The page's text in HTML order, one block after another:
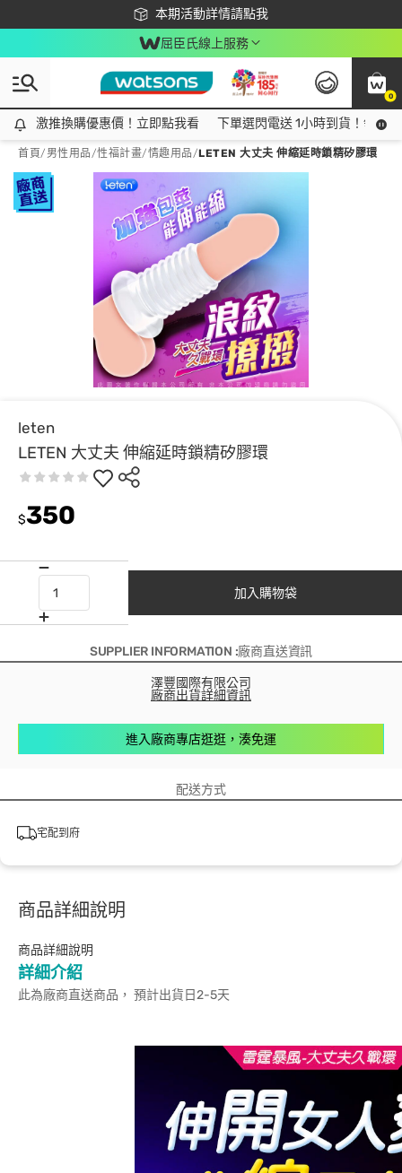
本期活動詳情請點我
下載app最高回饋$350
屈臣氏線上服務
0
激推換購優惠價！立即點我看
激推換購優惠價！立即點我看 下單選閃電送 1小時到貨！領神
首頁/ 男性用品/性福計畫/情趣用品/LETEN 大丈夫 伸縮延時鎖精矽膠環
leten
LETEN 大丈夫 伸縮延時鎖精矽膠環
$350
加入購物袋
SUPPLIER INFORMATION :廠商直送資訊
澤豐國際有限公司
廠商出貨詳細資訊
進入廠商專店逛逛，湊免運
配送方式
宅配到府
商品詳細說明
商品詳細說明
詳細介紹
此為廠商直送商品， 預計出貨日2-5天